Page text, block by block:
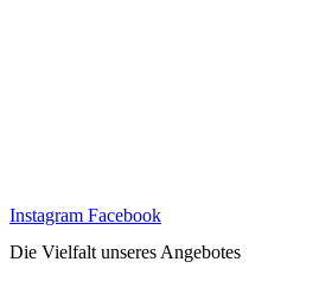
Instagram Facebook
Die Vielfalt unseres Angebotes